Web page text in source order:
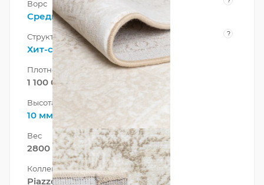
Ворс
Средний
Структура нити ?
Хит-сет
Плотность
1 100 000 точек/м²
Высота ворса
10 мм
Вес
2800 г/м²
Коллекция
Piazzo